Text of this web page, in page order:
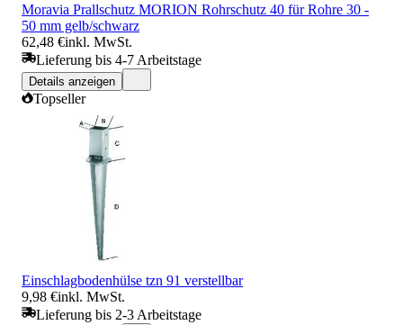
Moravia Prallschutz MORION Rohrschutz 40 für Rohre 30 -
50 mm gelb/schwarz
62,48 €inkl. MwSt.
Lieferung bis 4-7 Arbeitstage
Details anzeigen
Topseller
Einschlagbodenhülse tzn 91 verstellbar
9,98 €inkl. MwSt.
Lieferung bis 2-3 Arbeitstage